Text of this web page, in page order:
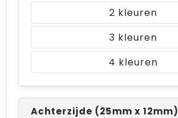
2
3
4
Achterzijde (25mm x 12mm)